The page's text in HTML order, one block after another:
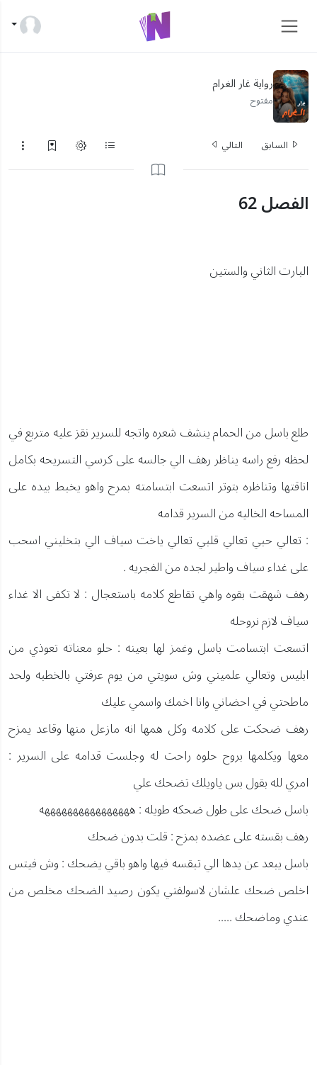
رواية غار الغرام
مفتوح
السابق التالي
الفصل 62
البارت الثاني والستين
طلع باسل من الحمام ينشف شعره واتجه للسرير نقز عليه متربع في
لحظه رفع راسه يناظر رهف الي جالسه على كرسي التسريحه بكامل
اناقتها وتناظره بتوتر اتسعت ابتسامته بمرح واهو يخبط بيده على
المساحه الخاليه من السرير قدامه
: تعالي حبي تعالي قلبي تعالي ياخت سياف الي بتخليني اسحب
على غداء سياف واطير لجده من الفجريه .
رهف شهقت بقوه واهي تقاطع كلامه باستعجال : لا تكفى الا غداء
سياف لازم نروحله
اتسعت ابتسامت باسل وغمز لها بعينه : حلو معناته تعوذي من
ابليس وتعالي علميني وش سويتي من يوم عرفتي بالخطبه ولحد
ماطحتي في احضاني وانا اخمك واسمي عليك
رهف ضحكت على كلامه وكل همها انه مازعل منها وقاعد يمزح
معها ويكلمها بروح حلوه راحت له وجلست قدامه على السرير :
امري لله بقول بس ياويلك تضحك علي
باسل ضحك على طول ضحكه طويله : ههههههههههههههههه
رهف بقسته على عضده بمزح : قلت بدون ضحك
باسل يبعد عن يدها الي تبقسه فيها واهو باقي يضحك : وش فيتس
اخلص ضحك علشان لاسولفتي يكون رصيد الضحك مخلص من
عندي وماضحك .....